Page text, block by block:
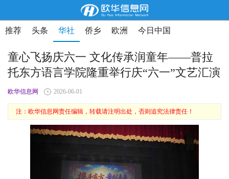
推荐 头条 华社 侨乡 欧洲 今日中国
童心飞扬庆六一 文化传承润童年——普拉
托东方语言学院隆重举行庆“六一”文艺汇演
欧华信息网 2026-06-01
注：欧华信息网责任编辑，转载请注明出处，否则追究法律责任！